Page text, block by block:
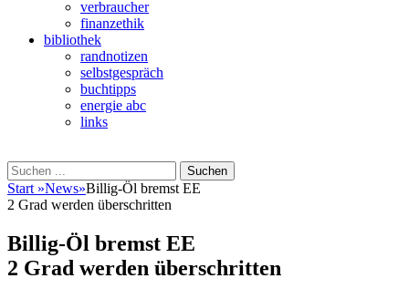
verbraucher
finanzethik
bibliothek
randnotizen
selbstgespräch
buchtipps
energie abc
links
Suchen
Suchen
nach:
Start »News»Billig-Öl bremst EE
2 Grad werden überschritten
Billig-Öl bremst EE
2 Grad werden überschritten